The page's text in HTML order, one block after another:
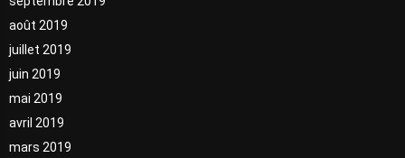
août 2019
juillet 2019
juin 2019
mai 2019
avril 2019
mars 2019